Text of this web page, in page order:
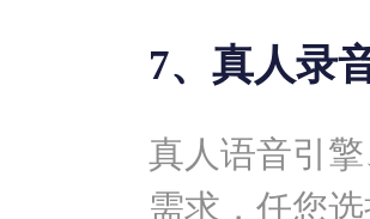
7、真人录
真人语音引
需求，任您选